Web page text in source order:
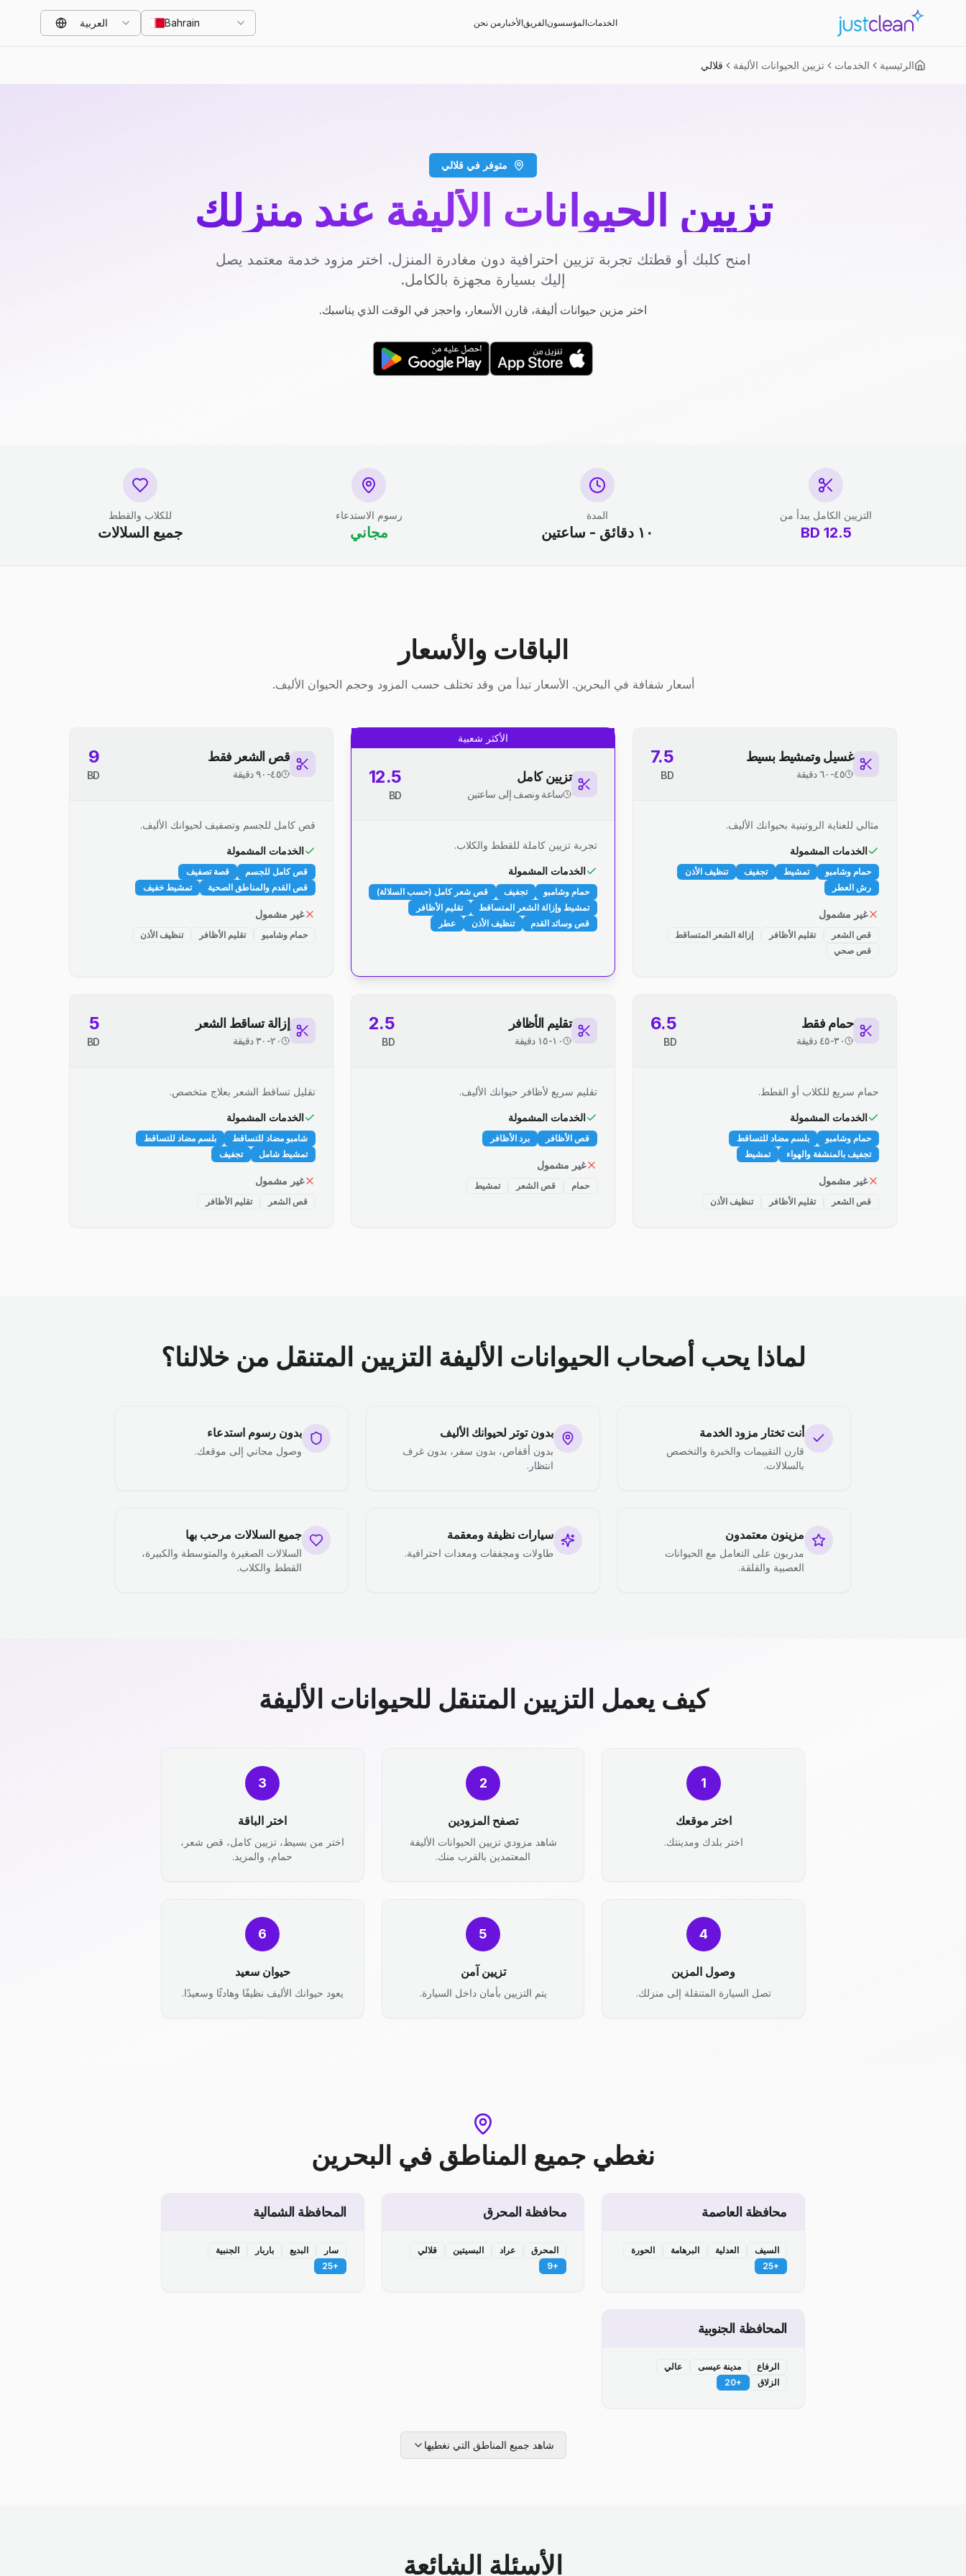
الخدماتالمؤسسونالفريقالأخبار من نحن Bahrain العربية
الرئيسية الخدمات تزيين الحيوانات الأليفة قلالي
متوفر في قلالي
تزيين الحيوانات الأليفة عند منزلك
امنح كلبك أو قطتك تجربة تزيين احترافية دون مغادرة المنزل. اختر مزود خدمة معتمد يصل
إليك بسيارة مجهزة بالكامل.
اختر مزين حيوانات أليفة، قارن الأسعار، واحجز في الوقت الذي يناسبك.
التزيين الكامل يبدأ من
12.5
BD
المدة
١٠ دقائق - ساعتين
رسوم الاستدعاء
مجاني
للكلاب والقطط
جميع السلالات
الباقات والأسعار
أسعار شفافة في البحرين. الأسعار تبدأ من وقد تختلف حسب المزود وحجم الحيوان الأليف.
غسيل وتمشيط بسيط
٤٥-٦٠ دقيقة
7.5
BD
مثالي للعناية الروتينية بحيوانك الأليف.
الخدمات المشمولة
حمام وشامبو تمشيط تجفيف
تنظيف الأذن
رش العطر
غير مشمول
قص الشعر تقليم الأظافر
إزالة الشعر المتساقط
قص صحي
الأكثر شعبية
تزيين كامل
ساعة ونصف إلى ساعتين
12.5
BD
تجربة تزيين كاملة للقطط والكلاب.
الخدمات المشمولة
حمام وشامبو تجفيف
قص شعر كامل (حسب السلالة)
تمشيط وإزالة الشعر المتساقط
تقليم الأظافر
قص وسائد القدم
تنظيف الأذن عطر
قص الشعر فقط
٤٥-٩٠ دقيقة
9
BD
قص كامل للجسم وتصفيف لحيوانك الأليف.
الخدمات المشمولة
قص كامل للجسم
قصة تصفيف
قص القدم والمناطق الصحية
تمشيط خفيف
غير مشمول
حمام وشامبو تقليم الأظافر تنظيف الأذن
حمام فقط
٣٠-٤٥ دقيقة
6.5
BD
حمام سريع للكلاب أو القطط.
الخدمات المشمولة
حمام وشامبو
بلسم مضاد للتساقط
تجفيف بالمنشفة والهواء
تمشيط
غير مشمول
قص الشعر تقليم الأظافر تنظيف الأذن
تقليم الأظافر
١٠-١٥ دقيقة
2.5
BD
تقليم سريع لأظافر حيوانك الأليف.
الخدمات المشمولة
قص الأظافر برد الأظافر
غير مشمول
حمام قص الشعر تمشيط
إزالة تساقط الشعر
٢٠-٣٠ دقيقة
5
BD
تقليل تساقط الشعر بعلاج متخصص.
الخدمات المشمولة
شامبو مضاد للتساقط
بلسم مضاد للتساقط
تمشيط شامل
تجفيف
غير مشمول
قص الشعر تقليم الأظافر
لماذا يحب أصحاب الحيوانات الأليفة التزيين المتنقل من خلالنا؟
أنت تختار مزود الخدمة
قارن التقييمات والخبرة والتخصص
بالسلالات.
بدون توتر لحيوانك الأليف
بدون أقفاص، بدون سفر، بدون غرف
انتظار.
بدون رسوم استدعاء
وصول مجاني إلى موقعك.
مزينون معتمدون
مدربون على التعامل مع الحيوانات
العصبية والقلقة.
سيارات نظيفة ومعقمة
طاولات ومجففات ومعدات احترافية.
جميع السلالات مرحب بها
السلالات الصغيرة والمتوسطة والكبيرة،
القطط والكلاب.
كيف يعمل التزيين المتنقل للحيوانات الأليفة
1
اختر موقعك
اختر بلدك ومدينتك.
2
تصفح المزودين
شاهد مزودي تزيين الحيوانات الأليفة
المعتمدين بالقرب منك.
3
اختر الباقة
اختر من بسيط، تزيين كامل، قص شعر،
حمام، والمزيد.
4
وصول المزين
تصل السيارة المتنقلة إلى منزلك.
5
تزيين آمن
يتم التزيين بأمان داخل السيارة.
6
حيوان سعيد
يعود حيوانك الأليف نظيفًا وهادئًا وسعيدًا.
نغطي جميع المناطق في البحرين
محافظة العاصمة
السيف العدلية البرهامة
الحورة
+
25
محافظة المحرق
المحرق عراد البسيتين
قلالي
+
9
المحافظة الشمالية
سار البديع باربار
الجنبية
+
25
المحافظة الجنوبية
الرفاع مدينة عيسى
عالي
الزلاق
+
20
شاهد جميع المناطق التي نغطيها
الأسئلة الشائعة